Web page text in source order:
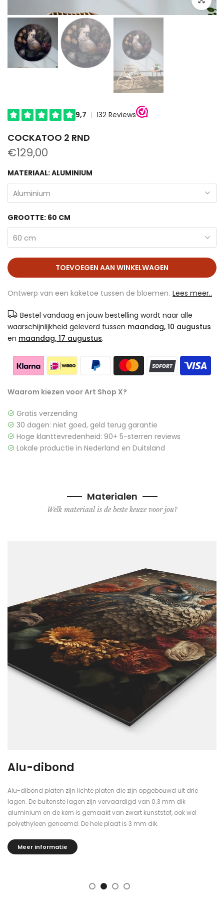
COCKATOO 2 RND
€129,00
MATERIAAL:ALUMINIUM
Aluminium
GROOTTE: 60 CM
60 cm
TOEVOEGEN AAN WINKELWAGEN
Ontwerp van een kaketoe tussen de bloemen. Lees meer..
Bestel vandaag en jouw bestelling wordt naar alle
waarschijnlijkheid geleverd tussen maandag, 10 augustus
en maandag, 17 augustus.
Waarom kiezen voor Art Shop X?
Gratis verzending
30 dagen: niet goed, geld terug garantie
Hoge klanttevredenheid: 90+ 5-sterren reviews
Lokale productie in Nederland en Duitsland
Materialen
Welk materiaal is de beste keuze voor jou?
Alu-dibond
Alu-dibond platen zijn lichte platen die zijn opgebouwd uit drie
lagen. De buitenste lagen zijn vervaardigd van 0.3 mm dik
aluminium en de kern is gemaakt van zwart kunststof, ook wel
polyethyleen genoemd. De hele plaat is 3 mm dik.
Meer informatie